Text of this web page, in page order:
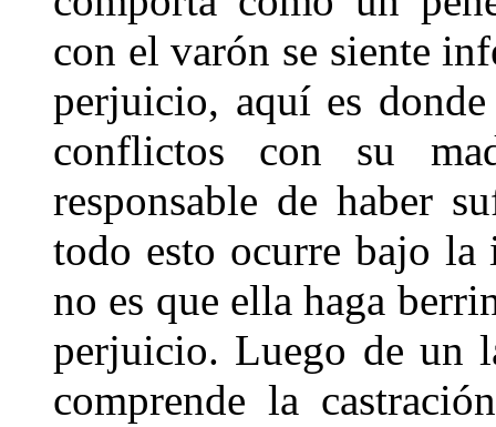
con el varón se siente
perjuicio, aquí es
conflictos con su
responsable de haber
todo esto ocurre bajo la
no es que ella haga
perjuicio. Luego de un
comprende la